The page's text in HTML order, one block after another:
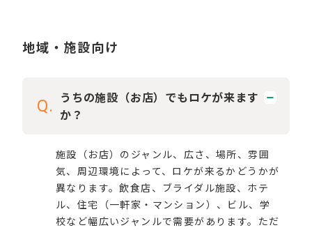
地域・施設向け
Q. うちの施設（お店）でもロケが来ます
か？
施設（お店）のジャンル、広さ、場所、雰囲
気、周辺環境によって、ロケが来るかどうかが
異なります。飲食店、ブライダル施設、ホテ
ル、住宅（一軒家・マンション）、ビル、学
校など幅広いジャンルで需要があります。ただ